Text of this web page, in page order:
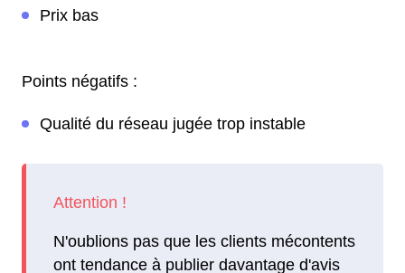
Prix bas
Points négatifs :
Qualité du réseau jugée trop instable
N'oublions pas que les clients mécontents
ont tendance à publier davantage d'avis